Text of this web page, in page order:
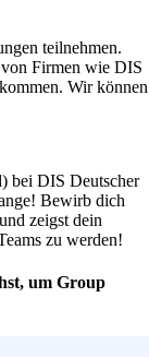
teilnehmen.
Firmen wie DIS
Wir können
bei DIS Deutscher
Bewirb dich
zeigst dein
zu werden!
um Group